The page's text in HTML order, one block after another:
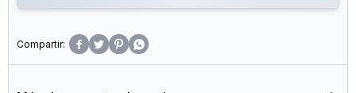
   